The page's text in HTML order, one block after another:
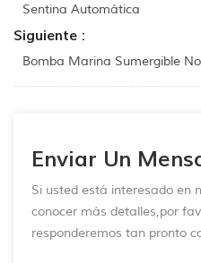
Sentina Automática
Siguiente :
Bomba Marina Sumergible
Enviar Un
Si usted está interesado en
conocer más detalles,por
responderemos tan pronto